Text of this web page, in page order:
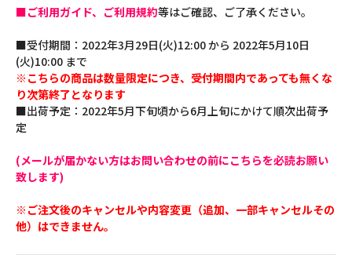
■ご利用ガイド、ご利用規約等はご確認、ご了承ください。
■受付期間：2022年3月29日(火)12:00 から 2022年5月10日
(火)10:00 まで
※こちらの商品は数量限定につき、受付期間内であっても無くな
り次第終了となります
■出荷予定：2022年5月下旬頃から6月上旬にかけて順次出荷予
定
(メールが届かない方はお問い合わせの前にこちらを必読お願い
致します)
※ご注文後のキャンセルや内容変更（追加、一部キャンセルその
他）はできません。